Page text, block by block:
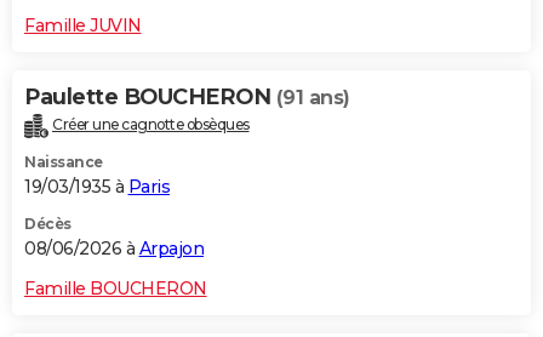
Famille JUVIN
Paulette BOUCHERON (91 ans)
Créer une cagnotte obsèques
Naissance
19/03/1935 à Paris
Décès
08/06/2026 à Arpajon
Famille BOUCHERON